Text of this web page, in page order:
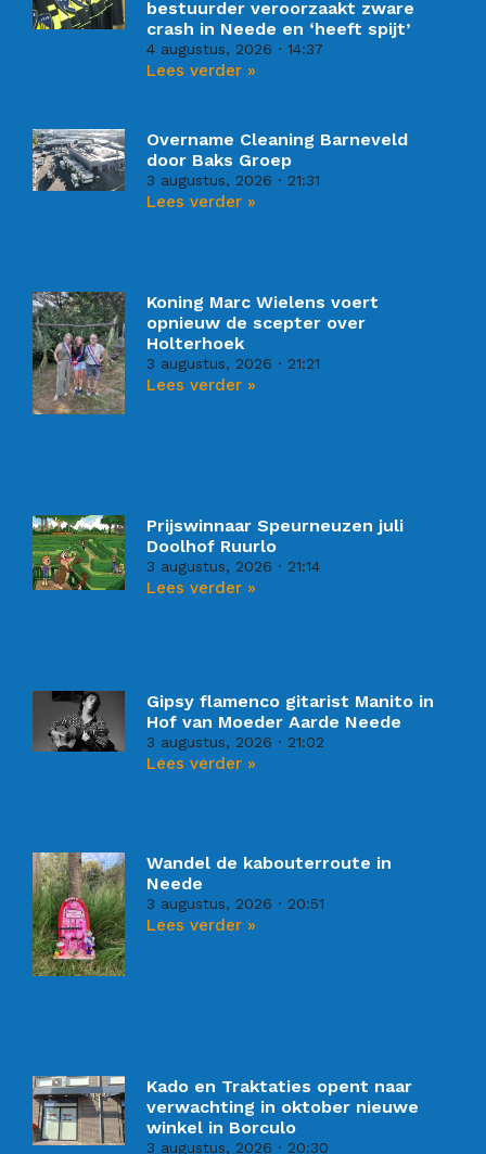
bestuurder veroorzaakt zware
crash in Neede en ‘heeft spijt’
4 augustus, 2026 14:37
Lees verder »
Overname Cleaning Barneveld
door Baks Groep
3 augustus, 2026 21:31
Lees verder »
Koning Marc Wielens voert
opnieuw de scepter over
Holterhoek
3 augustus, 2026 21:21
Lees verder »
Prijswinnaar Speurneuzen juli
Doolhof Ruurlo
3 augustus, 2026 21:14
Lees verder »
Gipsy flamenco gitarist Manito in
Hof van Moeder Aarde Neede
3 augustus, 2026 21:02
Lees verder »
Wandel de kabouterroute in
Neede
3 augustus, 2026 20:51
Lees verder »
Kado en Traktaties opent naar
verwachting in oktober nieuwe
winkel in Borculo
3 augustus, 2026 20:30